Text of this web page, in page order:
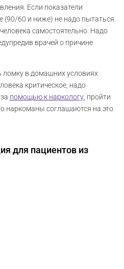
Если показатели
(90/60 и ниже) не надо пытаться
самостоятельно. Надо
врачей о причине
в домашних условиях
критическое, надо
помощью к наркологу , пройти
наркоманы соглашаются на это
для пациентов из